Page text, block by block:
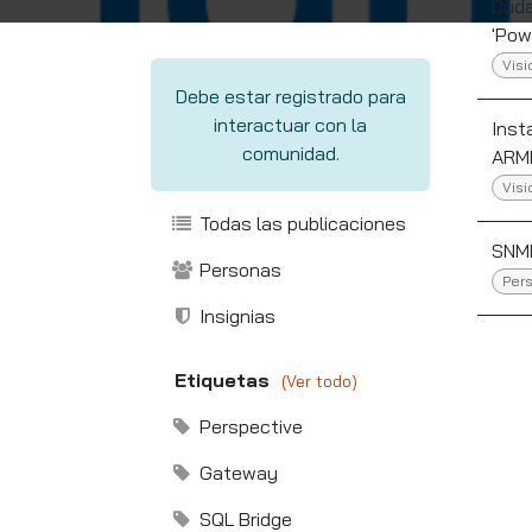
Debe estar registrado para
interactuar con la
comunidad.
Todas las publicaciones
Personas
Insignias
Etiquetas (Ver todo)
Perspective
Gateway
SQL Bridge